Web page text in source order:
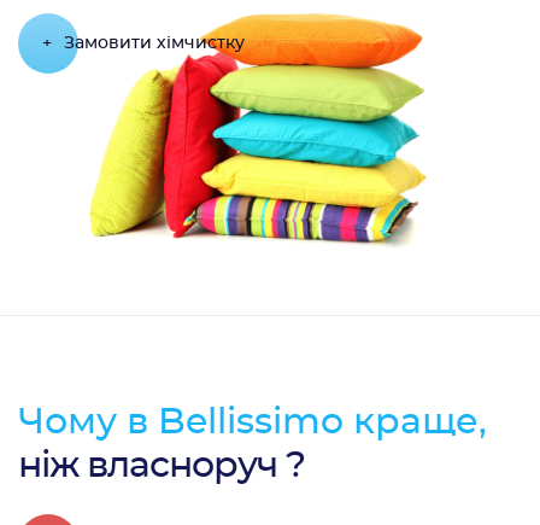
+ Замовити хімчистку
Чому в Bellissimo краще,
ніж власноруч ?